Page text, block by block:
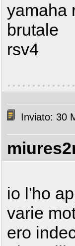
yamaha
brutale
rsv4
Inviato: 30
io l'ho
varie
ero